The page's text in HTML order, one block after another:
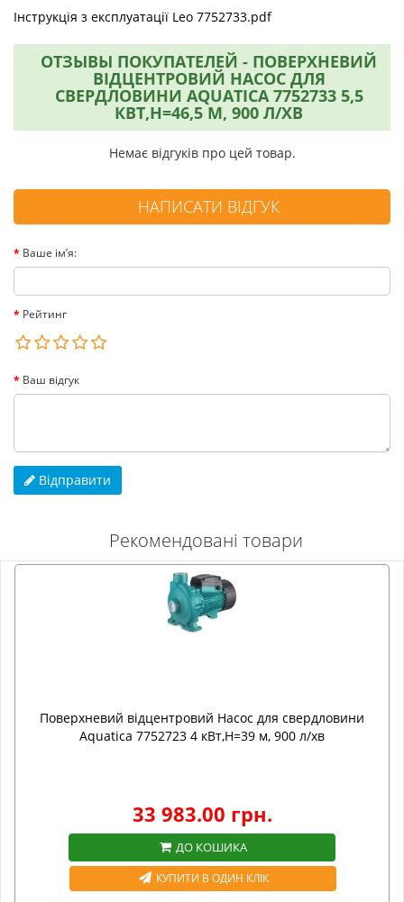
Інструкція з експлуатації Leo 7752733.pdf
ОТЗЫВЫ ПОКУПАТЕЛЕЙ - ПОВЕРХНЕВИЙ
ВІДЦЕНТРОВИЙ НАСОС ДЛЯ
СВЕРДЛОВИНИ AQUATICA 7752733 5,5
КВТ,H=46,5 М, 900 Л/ХВ
Немає відгуків про цей товар.
НАПИСАТИ ВІДГУК
Ваше ім’я:
Рейтинг
Ваш відгук
Відправити
Рекомендовані товари
Поверхневий відцентровий Насос для свердловини
Aquatica 7752723 4 кВт,H=39 м, 900 л/хв
33 983.00 грн.
ДО КОШИКА
КУПИТИ В ОДИН КЛІК